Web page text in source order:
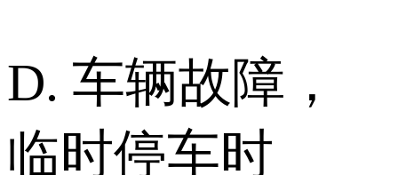
D. 车辆故障，
临时停车时